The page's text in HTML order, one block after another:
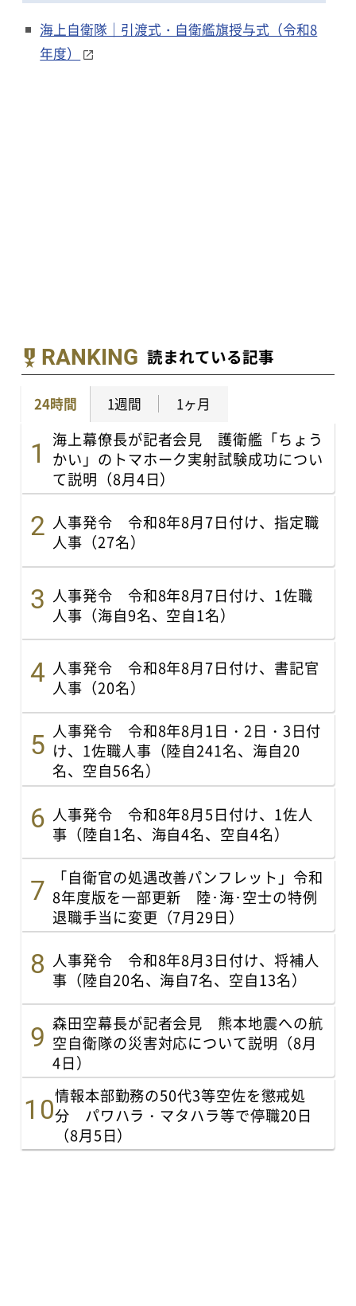
海上自衛隊｜引渡式・自衛艦旗授与式（令和8
年度）
RANKING 読まれている記事
24時間 1週間 1ヶ月
海上幕僚長が記者会見 護衛艦「ちょう
かい」のトマホーク実射試験成功につい
て説明（8月4日）
人事発令 令和8年8月7日付け、指定職
人事（27名）
人事発令 令和8年8月7日付け、1佐職
人事（海自9名、空自1名）
人事発令 令和8年8月7日付け、書記官
人事（20名）
人事発令 令和8年8月1日・2日・3日付
け、1佐職人事（陸自241名、海自20
名、空自56名）
人事発令 令和8年8月5日付け、1佐人
事（陸自1名、海自4名、空自4名）
「自衛官の処遇改善パンフレット」令和
8年度版を一部更新 陸･海･空士の特例
退職手当に変更（7月29日）
人事発令 令和8年8月3日付け、将補人
事（陸自20名、海自7名、空自13名）
森田空幕長が記者会見 熊本地震への航
空自衛隊の災害対応について説明（8月
4日）
情報本部勤務の50代3等空佐を懲戒処
分 パワハラ・マタハラ等で停職20日
（8月5日）